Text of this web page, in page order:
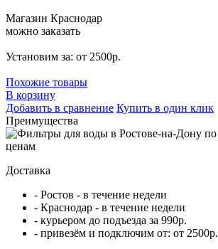
Магазин Краснодар
можно заказать
Установим за: от 2500р.
Похожие товары
В корзину
Добавить в сравнение Купить в один клик
Преимущества
Доставка
- Ростов - в течение недели
- Краснодар - в течение недели
- курьером до подъезда за 990р.
- привезём и подключим от: от 2500р.